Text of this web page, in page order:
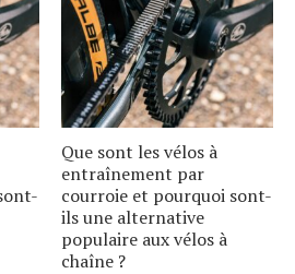
Que sont les vélos à
entraînement par
courroie et pourquoi sont-
ils une alternative
populaire aux vélos à
chaîne ?